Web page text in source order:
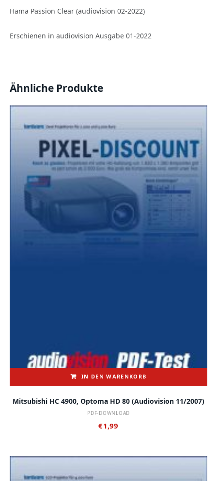
Hama Passion Clear (audiovision 02-2022)
Erschienen in audiovision Ausgabe 01-2022
Ähnliche Produkte
IN DEN WARENKORB
Mitsubishi HC 4900, Optoma HD 80 (audiovision 11/2007)
PDF-DOWNLOAD
€1,99